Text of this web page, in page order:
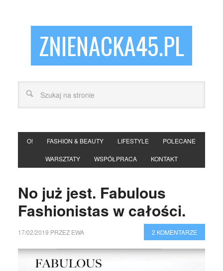
ZNIENACKA45.PL
O! FASHION & BEAUTY LIFESTYLE POLECANE
WARSZTATY WSPÓŁPRACA KONTAKT
No już jest. Fabulous
Fashionistas w całości.
17/02/2019 PRZEZ EWA 2 KOMENTARZE